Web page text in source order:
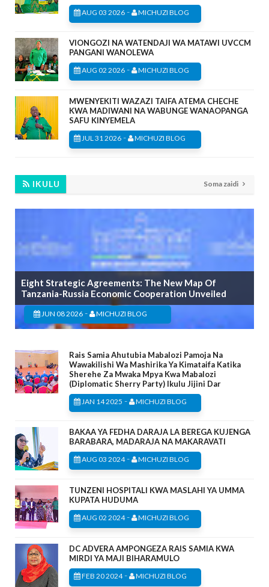
AUG 03 2026 - MICHUZI BLOG
VIONGOZI NA WATENDAJI WA MATAWI UVCCM
PANGANI WANOLEWA
AUG 02 2026 - MICHUZI BLOG
MWENYEKITI WAZAZI TAIFA ATEMA CHECHE
KWA MADIWANI NA WABUNGE WANAOPANGA
SAFU KINYEMELA
JUL 31 2026 - MICHUZI BLOG
IKULU Soma zaidi
Eight Strategic Agreements: The New Map Of
Tanzania-Russia Economic Cooperation Unveiled
JUN 08 2026 - MICHUZI BLOG
Rais Samia Ahutubia Mabalozi Pamoja Na
Wawakilishi Wa Mashirika Ya Kimataifa Katika
Sherehe Za Mwaka Mpya Kwa Mabalozi
(Diplomatic Sherry Party) Ikulu Jijini Dar
JAN 14 2025 - MICHUZI BLOG
BAKAA YA FEDHA DARAJA LA BEREGA KUJENGA
BARABARA, MADARAJA NA MAKARAVATI
AUG 03 2024- MICHUZI BLOG
TUNZENI HOSPITALI KWA MASLAHI YA UMMA
KUPATA HUDUMA
AUG 02 2024- MICHUZI BLOG
DC ADVERA AMPONGEZA RAIS SAMIA KWA
MIRDI YA MAJI BIHARAMULO
FEB 20 2024- MICHUZI BLOG